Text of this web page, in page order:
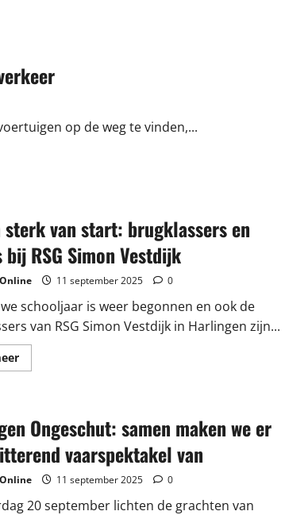
op de weg te vinden,...
sterk van start: brugklassers en
bij RSG Simon Vestdijk
11 september 2025 0
schooljaar is weer begonnen en ook de
van RSG Simon Vestdijk in Harlingen zijn...
Lees
meer
start:
brugklassers
ouders
bij
RSG
Vestdijk
Ongeschut: samen maken we er
vaarspektakel van
11 september 2025 0
20 september lichten de grachten van